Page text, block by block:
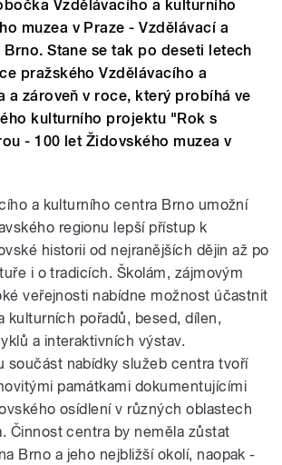
Vzdělávacího a kulturního
muzea v Praze - Vzdělávací a
Stane se tak po deseti letech
pražského Vzdělávacího a
a zároveň v roce, který probíhá ve
kulturního projektu "Rok s
- 100 let Židovského muzea v
a kulturního centra Brno umožní
regionu lepší přístup k
historii od nejranějších dějin až po
i o tradicích. Školám, zájmovým
veřejnosti nabídne možnost účastnit
kulturních pořadů, besed, dílen,
a interaktivních výstav.
součást nabídky služeb centra tvoří
památkami dokumentujícími
osídlení v různých oblastech
Činnost centra by neměla zůstat
Brno a jeho nejbližší okolí, naopak -